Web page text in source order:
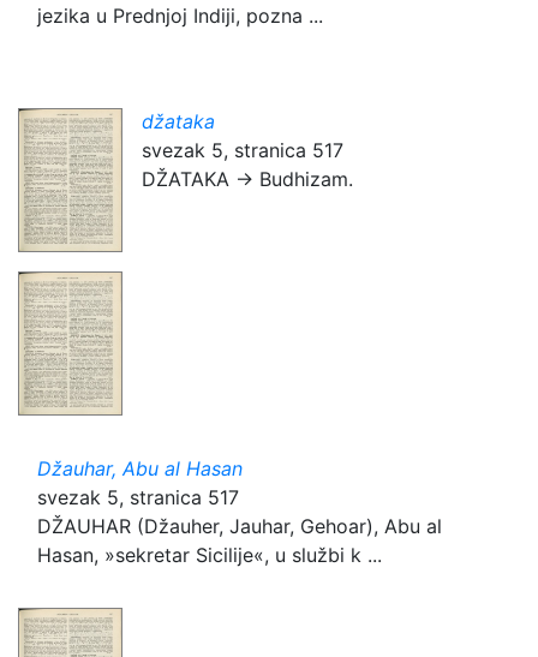
jezika u Prednjoj Indiji, pozna ...
džataka
svezak 5, stranica 517
DŽATAKA → Budhizam.
Džauhar, Abu al Hasan
svezak 5, stranica 517
DŽAUHAR (Džauher, Jauhar, Gehoar), Abu al
Hasan, »sekretar Sicilije«, u službi k ...